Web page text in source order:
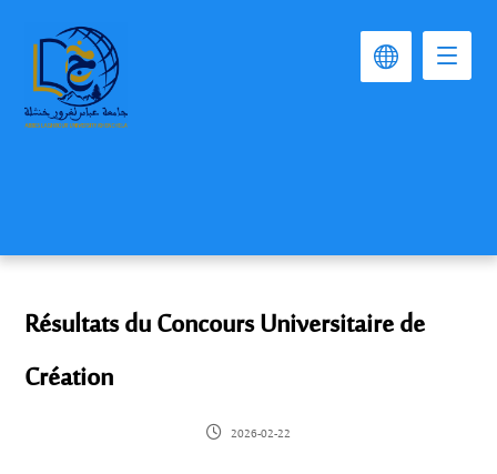
Résultats du Concours Universitaire de
Création
2026-02-22